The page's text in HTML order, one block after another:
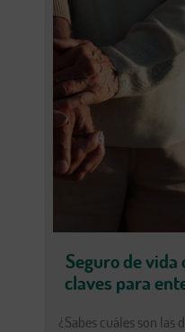
Seguro de vida
claves para
¿Sabes cuáles son las